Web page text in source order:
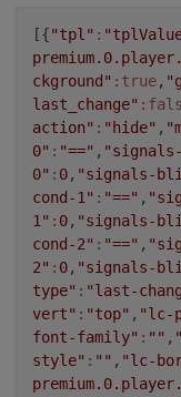
[{"tpl" :
ckground" :true,
last_change"
action" : "hide" ,
0" : "==" ,
0" : 0, "signals-
cond-1" : "==" ,
1" : 0, "signals-
cond-2" : "==" ,
2" : 0, "signals-
type" : "last-
vert" : "top" , "lc-
font-family" : "" ,
style" : "" , "lc-